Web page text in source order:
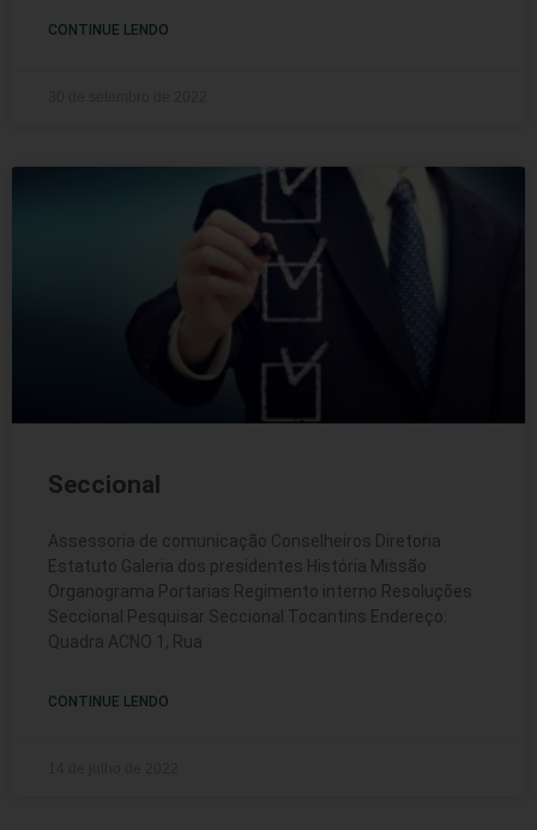
CONTINUE LENDO
Seccional
Assessoria de comunicação Conselheiros Diretoria
Estatuto Galeria dos presidentes História Missão
Organograma Portarias Regimento interno Resoluções
Seccional Pesquisar Seccional Tocantins Endereço:
Quadra ACNO 1, Rua
CONTINUE LENDO